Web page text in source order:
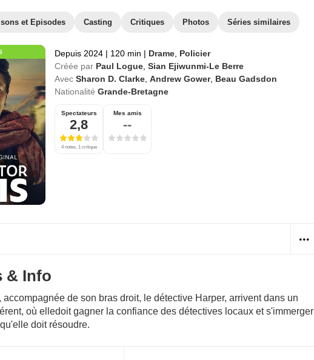
et Episodes Casting Critiques Photos Séries similaires
Depuis 2024 | 120 min | Drame Policier
Créée par Paul Logue Sian Ejiwunmi-Le Berre
Avec Sharon D. Clarke Andrew Gower, Beau Gadsdon
Nationalité Grande-Bretagne
Spectateurs
2,8
4 notes, 1 critique
Mes amis
--
& Info
accompagnée de son bras droit, le détective Harper, arrivent dans un
où elledoit gagner la confiance des détectives locaux et s'immerger
doit résoudre.